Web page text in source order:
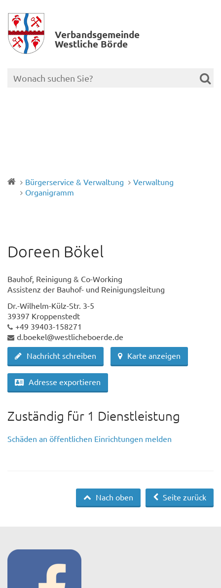
Verbands­gemeinde
Westliche Börde
Bürgerservice & Verwaltung
Verwaltung
Organigramm
Doreen Bökel
Bauhof, Reinigung & Co-Working
Assistenz der Bauhof- und Reinigungsleitung
Dr.-Wilhelm-Külz-Str. 3-5
39397 Kroppenstedt
+49 39403-158271
d.boekel@westlicheboerde.de
Nachricht schreiben
Karte anzeigen
Adresse exportieren
Zuständig für 1 Dienstleistung
Schäden an öffentlichen Einrichtungen melden
Seite zurück
Nach oben